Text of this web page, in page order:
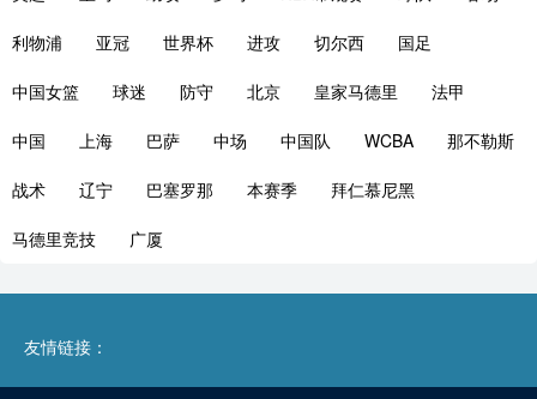
利物浦 亚冠 世界杯 进攻 切尔西 国足
中国女篮 球迷 防守 北京 皇家马德里 法甲
中国 上海 巴萨 中场 中国队 WCBA 那不勒斯
战术 辽宁 巴塞罗那 本赛季 拜仁慕尼黑
马德里竞技 广厦
友情链接：